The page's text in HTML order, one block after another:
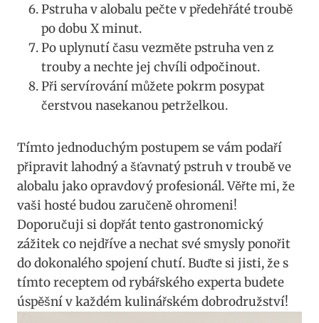
Pstruha v ⁣alobalu pečte ​v‍ předehřáté⁣ troubě‌
po dobu⁣ X minut.
Po ⁣uplynutí času vezměte pstruha ven z
trouby a nechte ⁣jej chvíli odpočinout.
Při servírování můžete‌ pokrm ⁣posypat⁣
čerstvou nasekanou petrželkou.
Tímto jednoduchým⁣ postupem se vám ⁢podaří
připravit⁢ lahodný a šťavnatý pstruh ⁤v‍ troubě⁣ ve
alobalu‍ jako opravdový⁢ profesionál.​ Věřte mi, že
vaši hosté ‌budou zaručeně ohromeni!
Doporučuji⁢ si dopřát tento gastronomický
zážitek ‌co nejdříve a ‍nechat své smysly ponořit
do dokonalého spojení‍ chutí. Buďte‌ si jisti, že ⁢s‌
tímto receptem od rybářského experta budete
úspěšní v každém‌ kulinářském dobrodružství!